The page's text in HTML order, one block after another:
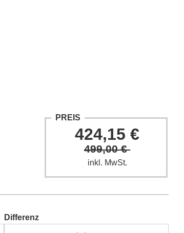
PREIS
424,15 €
499,00 €
inkl. MwSt.
Differenz